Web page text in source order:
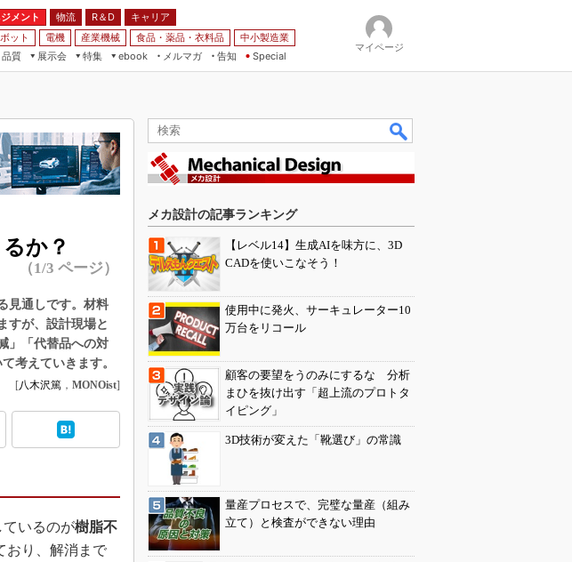
メント 物流 R＆D
キャリア
ット 電機 産業機械 食品・薬品・衣料品
中小製造業
品質
展示会
特集
ebook
ト
メルマガ
告知 Special
マイページ
か？
（1/3 ページ）
見通しです。材料
すが、設計現場と
」「代替品への対
考えていきます。
[八木沢篤 ， MONOist]
いるのが樹脂不
おり、解消まで
メカ設計の記事ランキング
【レベル14】生成AIを味方に、3D
CADを使いこなそう！
使用中に発火、サーキュレーター10
万台をリコール
顧客の要望をうのみにするな 分析
まひを抜け出す「超上流のプロトタ
イピング」
3D技術が変えた「靴選び」の常識
量産プロセスで、完璧な量産（組み
立て）と検査ができない理由